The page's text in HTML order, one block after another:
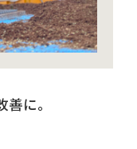
に。